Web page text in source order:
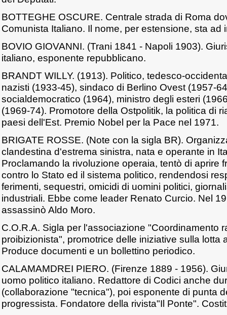
BOTTEGHE OSCURE. Centrale strada di Roma
Comunista Italiano. Il nome, per estensione, sta ad
BOVIO GIOVANNI. (Trani 1841 - Napoli 1903).
italiano, esponente repubblicano.
BRANDT WILLY. (1913). Politico, tedesco-
nazisti (1933-45), sindaco di Berlino Ovest (1957-
socialdemocratico (1964), ministro degli esteri
(1969-74). Promotore della Ostpolitik, la politica di
paesi dell'Est. Premio Nobel per la Pace nel 1971.
BRIGATE ROSSE. (Note con la sigla BR).
clandestina d'estrema sinistra, nata e operante in
Proclamando la rivoluzione operaia, tentò di aprire
contro lo Stato ed il sistema politico, rendendosi
ferimenti, sequestri, omicidi di uomini politici,
industriali. Ebbe come leader Renato Curcio. Nel
assassinò Aldo Moro.
C.O.R.A. Sigla per l'associazione "Coordinamento
proibizionista", promotrice delle iniziative sulla lotta
Produce documenti e un bollettino periodico.
CALAMAMDREI PIERO. (Firenze 1889 - 1956).
uomo politico italiano. Redattore di Codici anche
(collaborazione "tecnica"), poi esponente di punta
progressista. Fondatore della rivista"Il Ponte".